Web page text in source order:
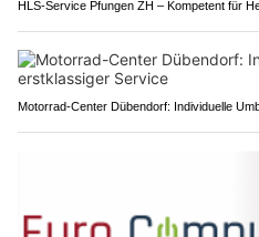
HLS-Service Pfungen ZH – Kompetent für
Motorrad-Center Dübendorf: Individuelle